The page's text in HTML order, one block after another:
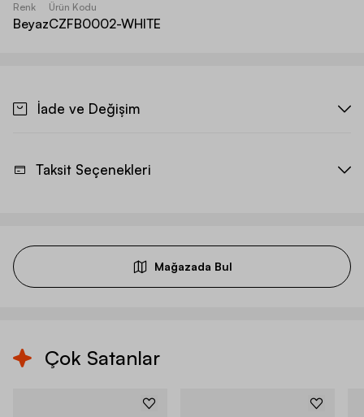
Renk
Beyaz
Ürün Kodu
CZFB0002-WHITE
İade ve Değişim
Taksit Seçenekleri
Mağazada Bul
Çok Satanlar